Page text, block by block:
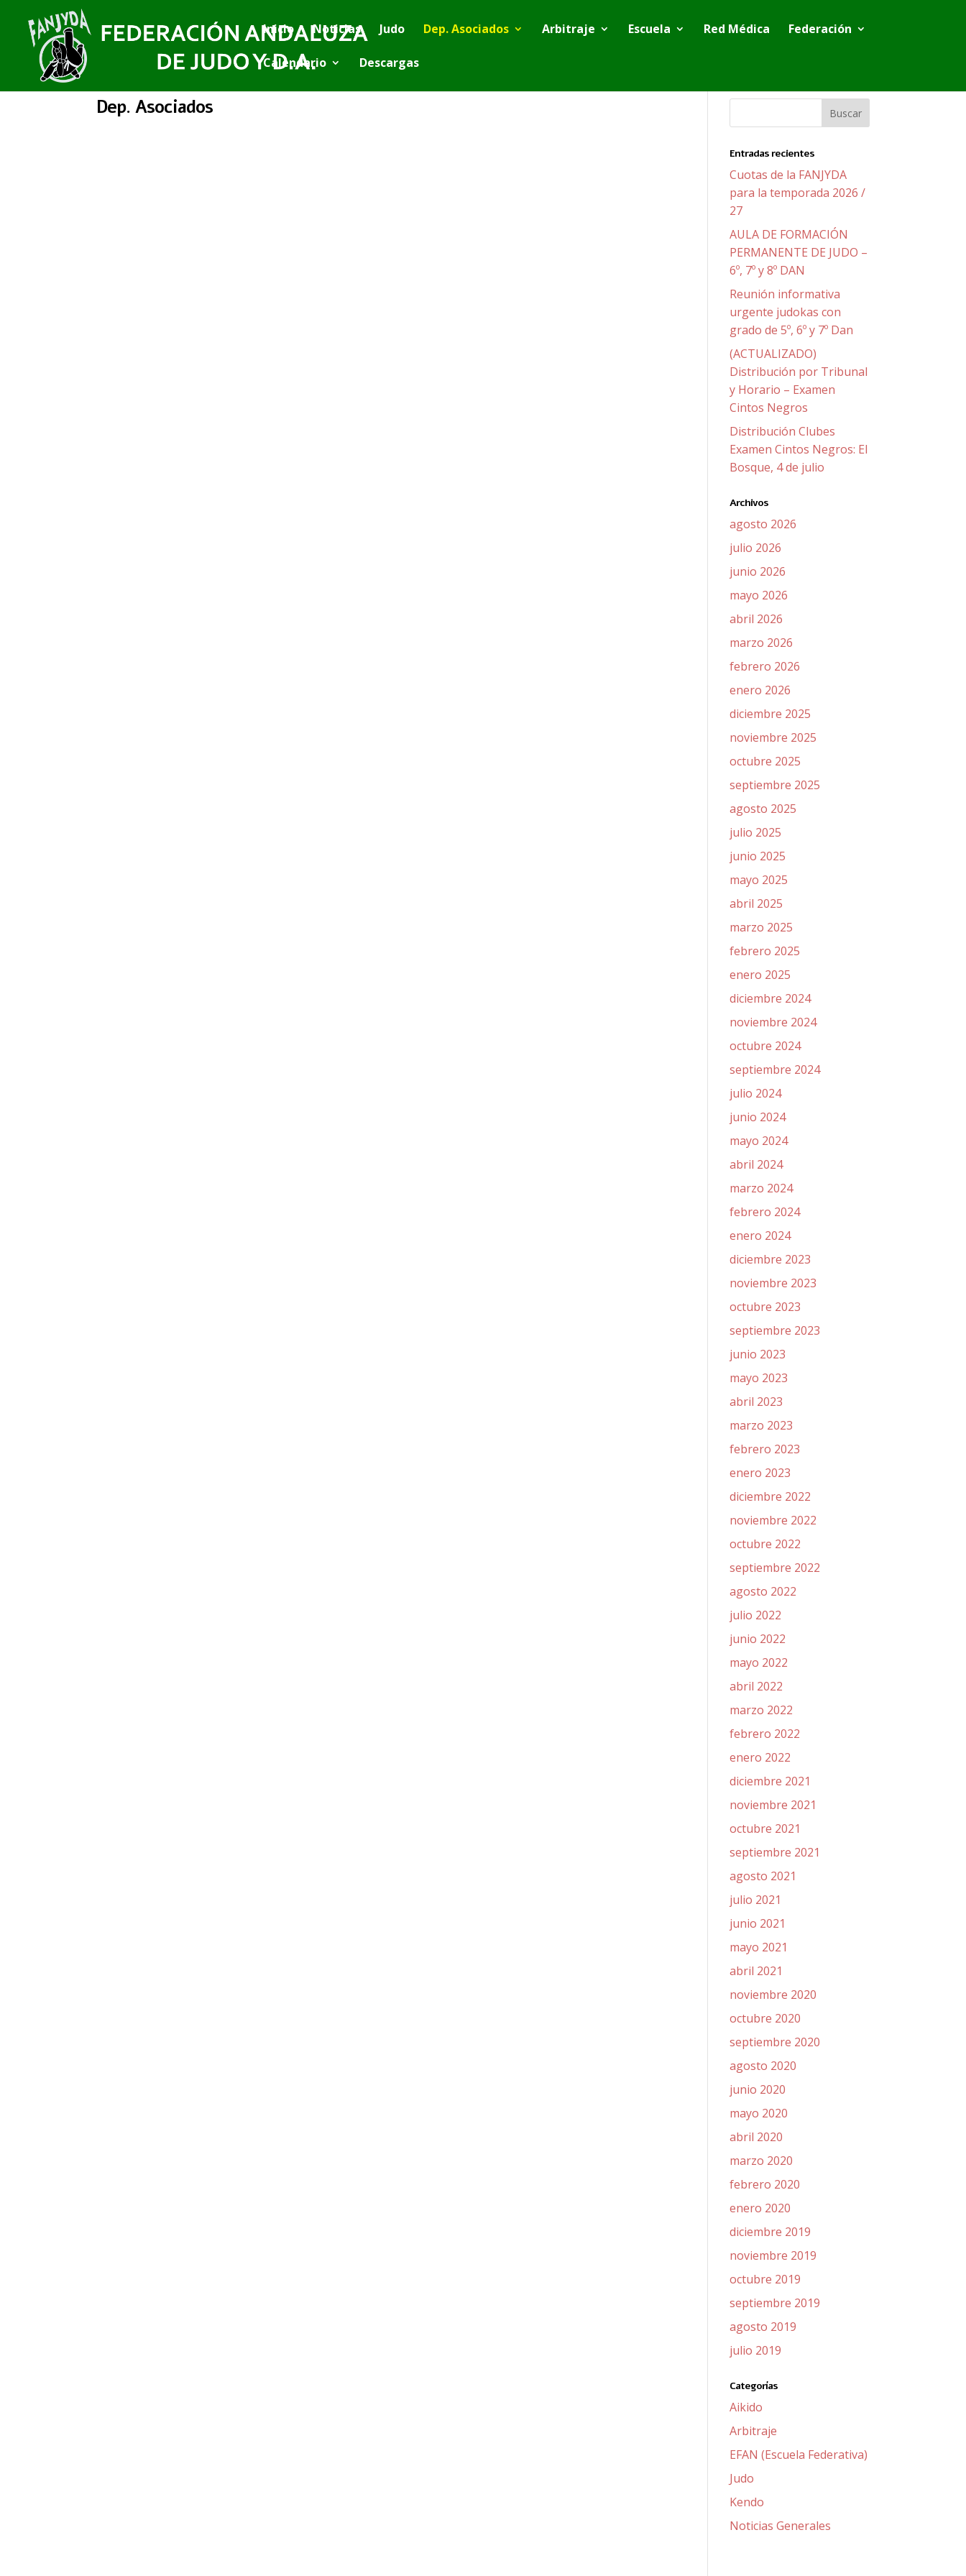
Inicio Noticias Judo Dep. Asociados Arbitraje Escuela Red Médica Federación
Calendario Descargas
Dep. Asociados
Entradas recientes
Cuotas de la FANJYDA
para la temporada 2026 /
27
AULA DE FORMACIÓN
PERMANENTE DE JUDO –
6º, 7º y 8º DAN
Reunión informativa
urgente judokas con
grado de 5º, 6º y 7º Dan
(ACTUALIZADO)
Distribución por Tribunal
y Horario – Examen
Cintos Negros
Distribución Clubes
Examen Cintos Negros: El
Bosque, 4 de julio
Archivos
agosto 2026
julio 2026
junio 2026
mayo 2026
abril 2026
marzo 2026
febrero 2026
enero 2026
diciembre 2025
noviembre 2025
octubre 2025
septiembre 2025
agosto 2025
julio 2025
junio 2025
mayo 2025
abril 2025
marzo 2025
febrero 2025
enero 2025
diciembre 2024
noviembre 2024
octubre 2024
septiembre 2024
julio 2024
junio 2024
mayo 2024
abril 2024
marzo 2024
febrero 2024
enero 2024
diciembre 2023
noviembre 2023
octubre 2023
septiembre 2023
junio 2023
mayo 2023
abril 2023
marzo 2023
febrero 2023
enero 2023
diciembre 2022
noviembre 2022
octubre 2022
septiembre 2022
agosto 2022
julio 2022
junio 2022
mayo 2022
abril 2022
marzo 2022
febrero 2022
enero 2022
diciembre 2021
noviembre 2021
octubre 2021
septiembre 2021
agosto 2021
julio 2021
junio 2021
mayo 2021
abril 2021
noviembre 2020
octubre 2020
septiembre 2020
agosto 2020
junio 2020
mayo 2020
abril 2020
marzo 2020
febrero 2020
enero 2020
diciembre 2019
noviembre 2019
octubre 2019
septiembre 2019
agosto 2019
julio 2019
Categorías
Aikido
Arbitraje
EFAN (Escuela Federativa)
Judo
Kendo
Noticias Generales